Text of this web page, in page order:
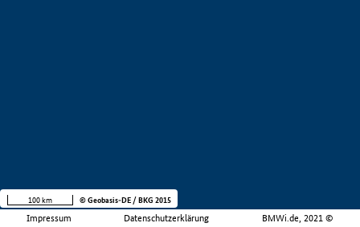
Impressum Datenschutzerklärung BMWi.de, 2021 ©
100 km © Geobasis-DE / BKG 2015